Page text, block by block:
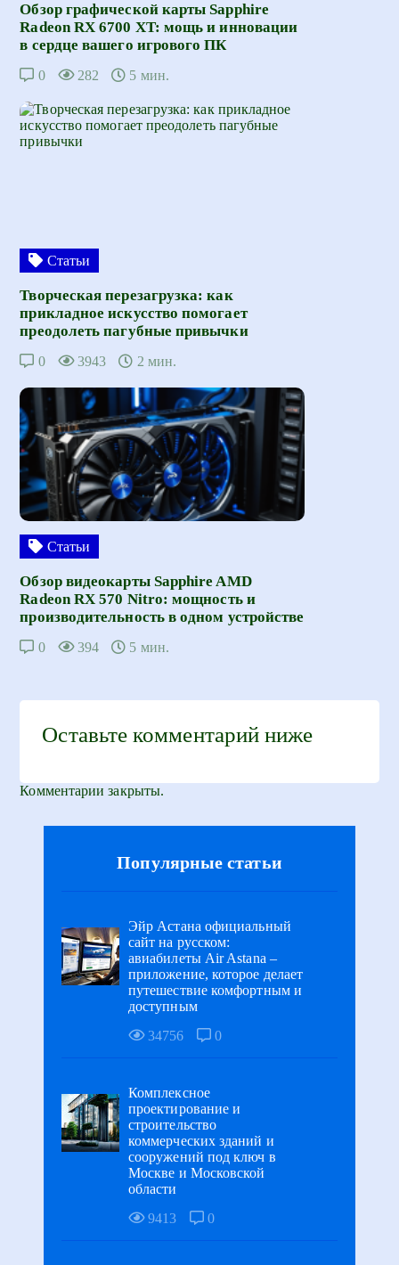
Обзор графической карты Sapphire
Radeon RX 6700 XT: мощь и инновации
в сердце вашего игрового ПК
0 282 5 мин.
Статьи
Творческая перезагрузка: как
прикладное искусство помогает
преодолеть пагубные привычки
0 3943 2 мин.
Статьи
Обзор видеокарты Sapphire AMD
Radeon RX 570 Nitro: мощность и
производительность в одном устройстве
0 394 5 мин.
Оставьте комментарий ниже
Комментарии закрыты.
Популярные статьи
Эйр Астана официальный
сайт на русском:
авиабилеты Air Astana –
приложение, которое делает
путешествие комфортным и
доступным
34756
0
Комплексное
проектирование и
строительство
коммерческих зданий и
сооружений под ключ в
Москве и Московской
области
9413
0